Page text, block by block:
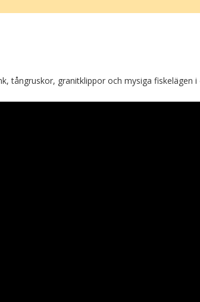
tångruskor, granitklippor och mysiga fiskelägen